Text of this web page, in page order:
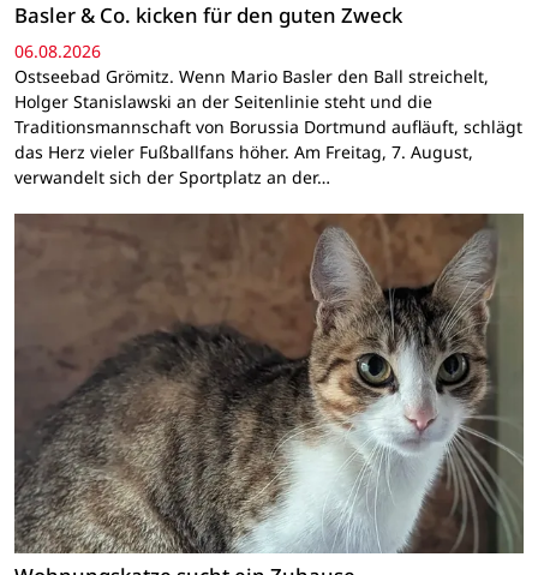
Basler & Co. kicken für den guten Zweck
06.08.2026
Ostseebad Grömitz. Wenn Mario Basler den Ball streichelt,
Holger Stanislawski an der Seitenlinie steht und die
Traditionsmannschaft von Borussia Dortmund aufläuft, schlägt
das Herz vieler Fußballfans höher. Am Freitag, 7. August,
verwandelt sich der Sportplatz an der…